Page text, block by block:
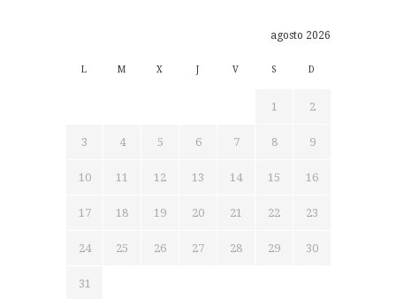
agosto 2026
L M X J V S D
1 2
3 4 5 6 7 8 9
10 11 12 13 14 15 16
17 18 19 20 21 22 23
24 25 26 27 28 29 30
31